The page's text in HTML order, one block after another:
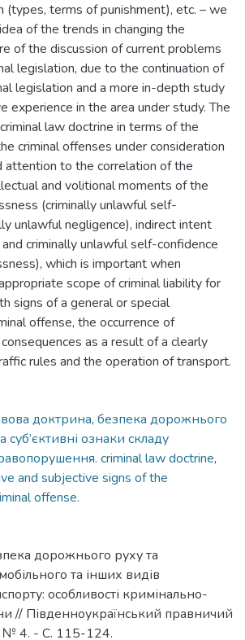
(types, terms of punishment), etc. – we
of the trends in changing the
of the discussion of current problems
legislation, due to the continuation of
legislation and a more in-depth study
experience in the area under study. The
law doctrine in terms of the
criminal offenses under consideration
attention to the correlation of the
and volitional moments of the
(criminally unlawful self-
unlawful negligence), indirect intent
criminally unlawful self-confidence
which is important when
scope of criminal liability for
signs of a general or special
offense, the occurrence of
as a result of a clearly
rules and the operation of transport.
доктрина, безпека дорожнього
суб’єктивні ознаки складу
criminal law doctrine,
and subjective signs of the
offense.
дорожнього руху та
та інших видів
особливості кримінально-
// Південноукраїнський правничий
№ 4. - С. 115-124.